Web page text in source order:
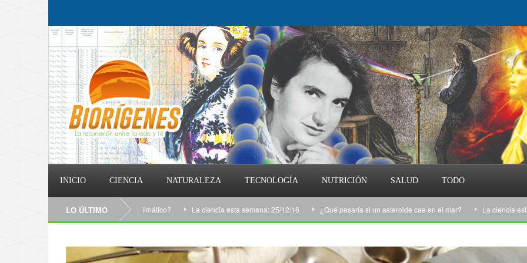
INICIO CIENCIA NATURALEZA TECNOLOGÍA NUTRICIÓN SALUD TODO
LO ÚLTIMO
puedo hacer contra el cambio climático? La ciencia esta semana: 25/12/16 ¿Qué pasaría si un asteroide cae en el mar? La ciencia esta